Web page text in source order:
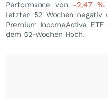
Performance von -2,47%.
letzten 52 Wochen negativ
Premium IncomeActive
dem 52-Wochen Hoch.